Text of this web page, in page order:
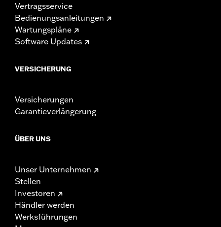
Vertragsservice
Bedienungsanleitungen
Wartungspläne
Software Updates
VERSICHERUNG
Versicherungen
Garantieverlängerung
ÜBER UNS
Unser Unternehmen
Stellen
Investoren
Händler werden
Werksführungen